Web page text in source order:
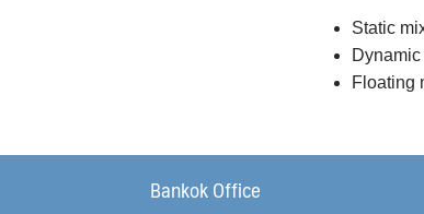
Static
Floating
Bankok Office